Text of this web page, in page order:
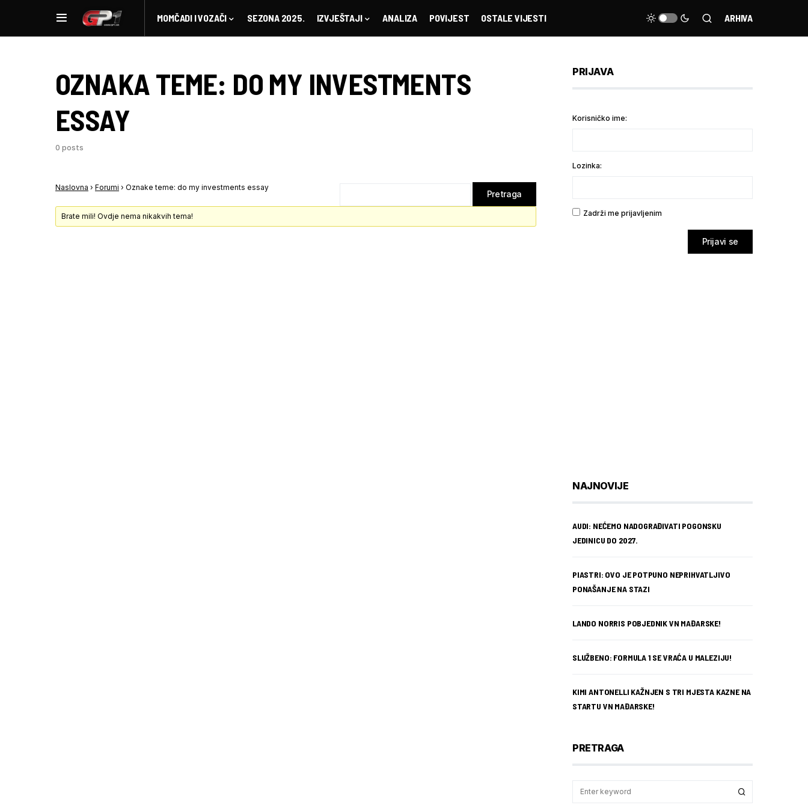
MOMČADI I VOZAČI SEZONA 2025. IZVJEŠTAJI ANALIZA POVIJEST OSTALE VIJESTI ARHIVA
OZNAKA TEME: DO MY INVESTMENTS
ESSAY
0 posts
Naslovna › Forumi › Oznake teme: do my investments essay
Brate mili! Ovdje nema nikakvih tema!
PRIJAVA
Korisničko ime:
Lozinka:
Zadrži me prijavljenim
Prijavi se
NAJNOVIJE
AUDI: NEĆEMO NADOGRAĐIVATI POGONSKU
JEDINICU DO 2027.
PIASTRI: OVO JE POTPUNO NEPRIHVATLJIVO
PONAŠANJE NA STAZI
LANDO NORRIS POBJEDNIK VN MAĐARSKE!
SLUŽBENO: FORMULA 1 SE VRAĆA U MALEZIJU!
KIMI ANTONELLI KAŽNJEN S TRI MJESTA KAZNE NA
STARTU VN MAĐARSKE!
PRETRAGA